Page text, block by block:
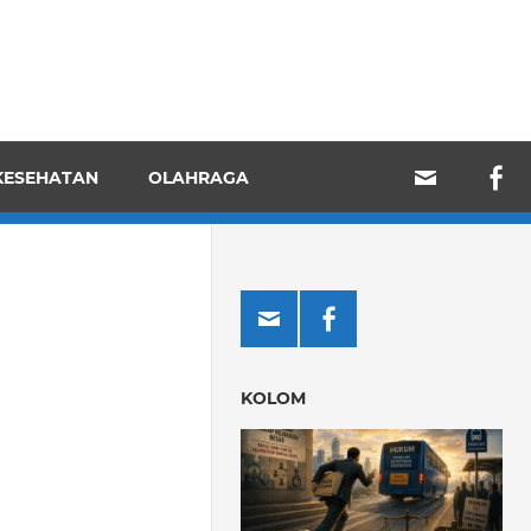
OLAHRAGA
KOLOM